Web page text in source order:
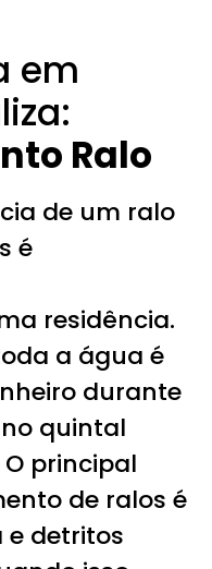
em
Ralo
de um ralo
é
residência.
a água é
durante
quintal
principal
de ralos é
e detritos